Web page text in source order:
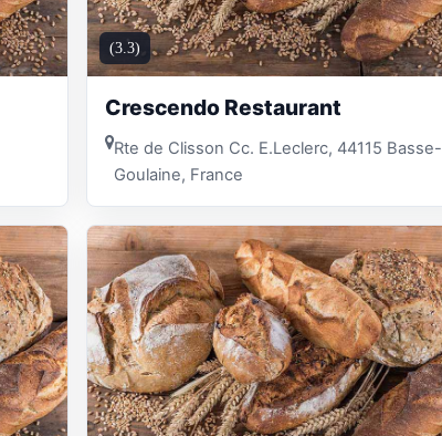
(3.3)
Crescendo Restaurant
Rte de Clisson Cc. E.Leclerc, 44115 Basse-
Goulaine, France